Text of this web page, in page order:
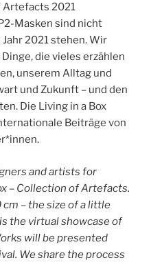
Artefacts 2021
Masken sind nicht
2021 stehen. Wir
die vieles erzählen
unserem Alltag und
und Zukunft – und den
Die Living in a Box
Beiträge von
and artists for
– Collection of Artefacts.
cm – the size of a little
the virtual showcase of
will be presented
We share the process